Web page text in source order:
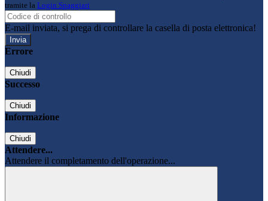
tramite la Login Spaggiari
E-mail inviata, si prega di controllare la casella di posta elettronica!
Errore
Chiudi
Successo
Chiudi
Informazione
Chiudi
Attendere...
Attendere il completamento dell'operazione...